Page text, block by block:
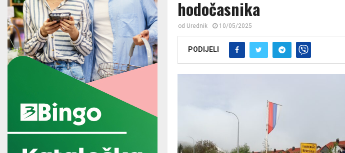
hodočasnika
od Urednik 10/05/2025
PODIJELI